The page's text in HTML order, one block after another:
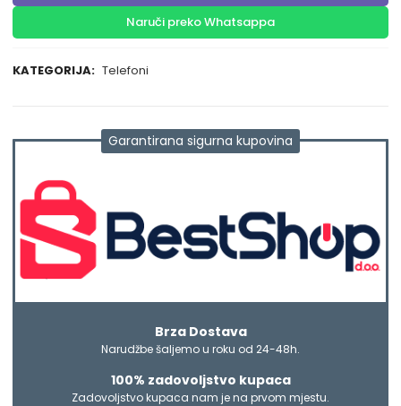
Naruči preko Whatsappa
KATEGORIJA: Telefoni
Garantirana sigurna kupovina
Brza Dostava
Narudžbe šaljemo u roku od 24-48h.
100% zadovoljstvo kupaca
Zadovoljstvo kupaca nam je na prvom mjestu.